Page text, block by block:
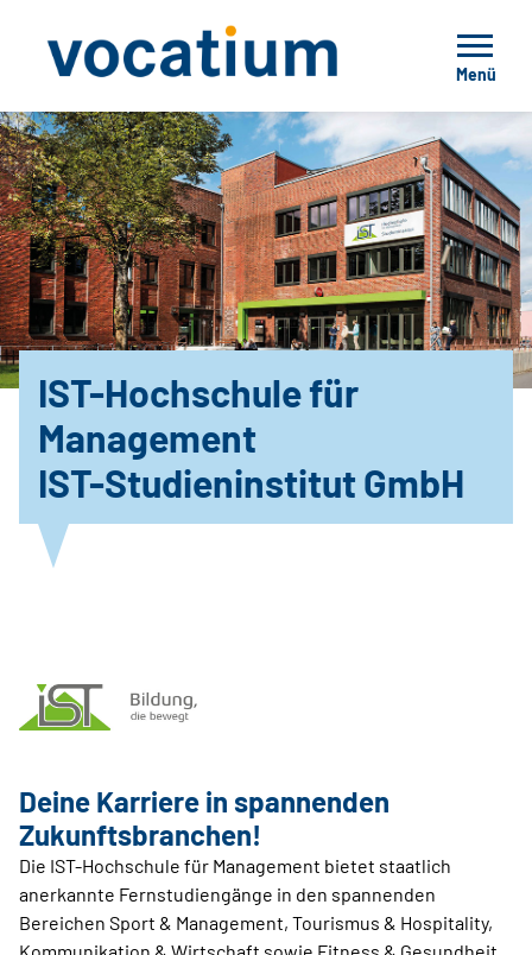
Menü
IST-Hochschule für
Management
IST-Studieninstitut GmbH
Deine Karriere in spannenden
Zukunftsbranchen!
Die IST-Hochschule für Management bietet staatlich
anerkannte Fernstudiengänge in den spannenden
Bereichen Sport & Management, Tourismus & Hospitality,